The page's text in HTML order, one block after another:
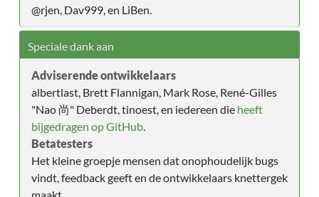
@rjen, Dav999, en LiBen.
Speciale dank aan
Adviserende ontwikkelaars
albertlast, Brett Flannigan, Mark Rose, René-Gilles
"Nao 尚" Deberdt, tinoest, en iedereen die heeft
bijgedragen op GitHub.
Betatesters
Het kleine groepje mensen dat onophoudelijk bugs
vindt, feedback geeft en de ontwikkelaars knettergek